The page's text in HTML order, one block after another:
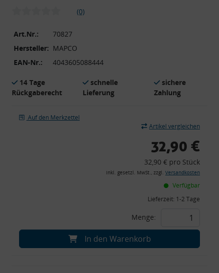
(0)
Art.Nr.:
70827
Hersteller: MAPCO
EAN-Nr.:
4043605088444
14 Tage
Rückgaberecht
schnelle
Lieferung
sichere
Zahlung
Auf den Merkzettel
Artikel vergleichen
32,90 €
32,90 € pro Stück
inkl. gesetzl. MwSt., zzgl. Versandkosten
Verfügbar
Lieferzeit: 1-2 Tage
Menge:
In den Warenkorb